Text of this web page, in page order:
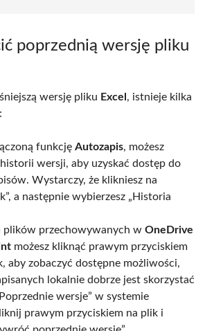
poprzednią wersję pliku
wersję pliku Excel , istnieje kilka
funkcję Autozapis, możesz
wersji, aby uzyskać dostęp do
Wystarczy, że klikniesz na
a następnie wybierzesz „Historia
plików przechowywanych w OneDrive
możesz kliknąć prawym przyciskiem
aby zobaczyć dostępne możliwości,
lokalnie dobrze jest skorzystać
wersje” w systemie
prawym przyciskiem na plik i